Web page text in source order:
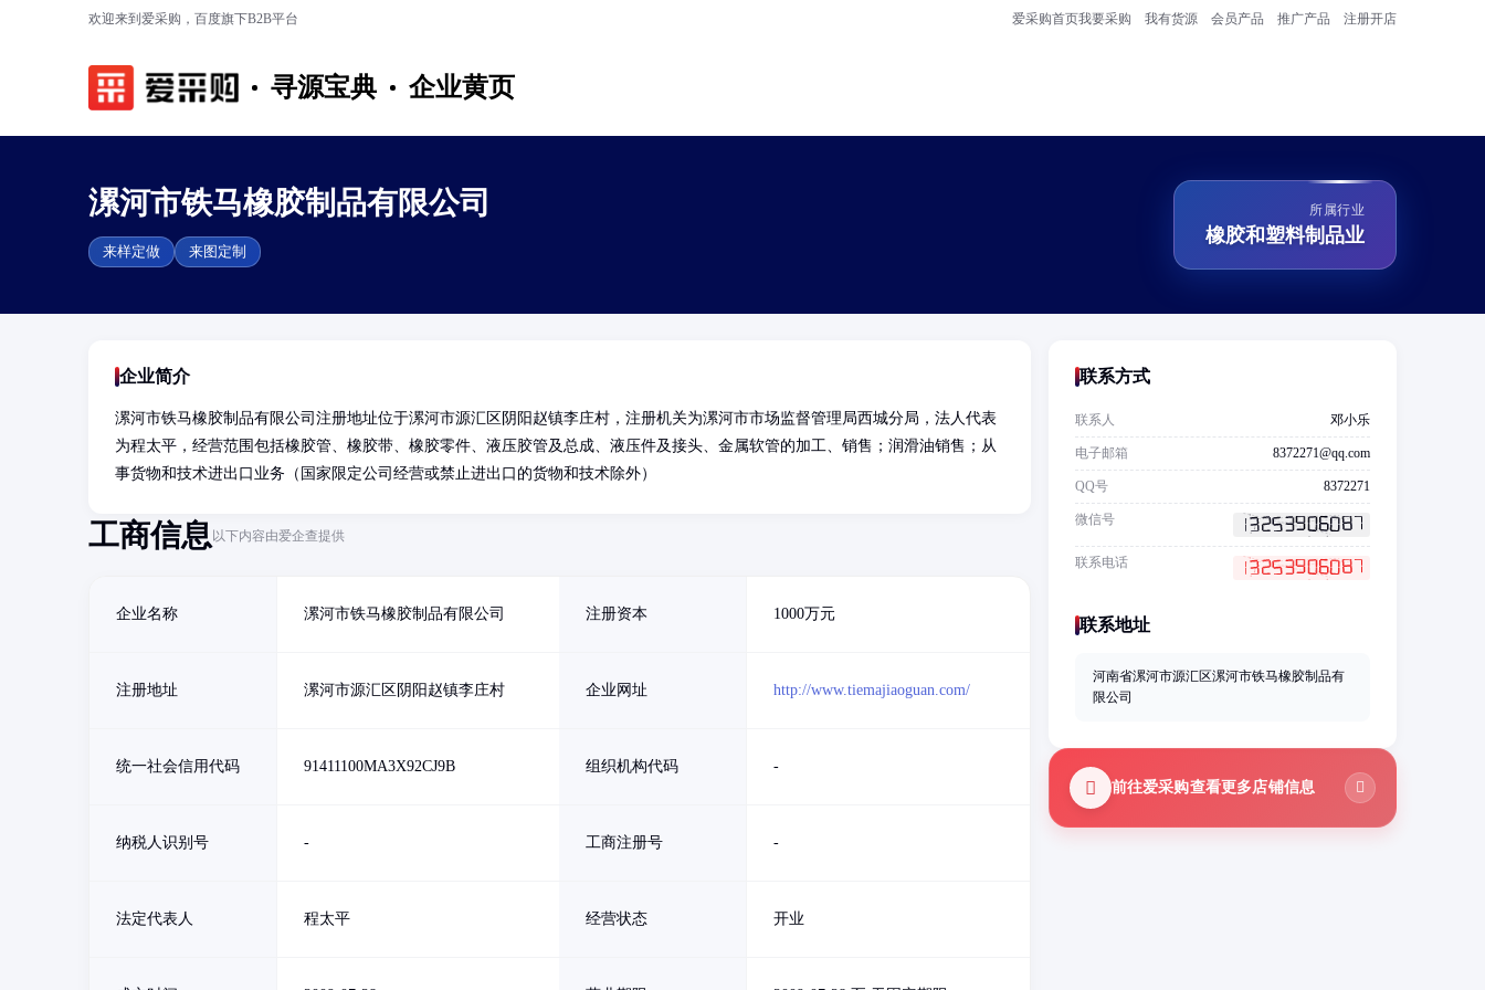
欢迎来到爱采购，百度旗下B2B平台 爱采购首页我要采购 我有货源 会员产品 推广产品 注册开店
寻源宝典 企业黄页
漯河市铁马橡胶制品有限公司
来样定做 来图定制
所属行业
橡胶和塑料制品业
企业简介
漯河市铁马橡胶制品有限公司注册地址位于漯河市源汇区阴阳赵镇李庄村，注册机关为漯河市市场监督管理局西城分局，法人代表
为程太平，经营范围包括橡胶管、橡胶带、橡胶零件、液压胶管及总成、液压件及接头、金属软管的加工、销售；润滑油销售；从
事货物和技术进出口业务（国家限定公司经营或禁止进出口的货物和技术除外）
工商信息以下内容由爱企查提供
企业名称 漯河市铁马橡胶制品有限公司 注册资本 1000万元
注册地址 漯河市源汇区阴阳赵镇李庄村 企业网址 http://www.tiemajiaoguan.com/
统一社会信用代码 91411100MA3X92CJ9B 组织机构代码 -
纳税人识别号 - 工商注册号 -
法定代表人 程太平 经营状态 开业
联系方式
联系人 邓小乐
电子邮箱 8372271@qq.com
QQ号 8372271
微信号
联系电话
联系地址
河南省漯河市源汇区漯河市铁马橡胶制品有
限公司
前往爱采购查看更多店铺信息